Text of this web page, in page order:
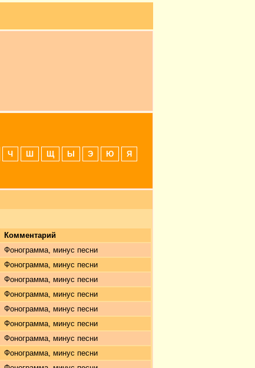
Ч Ш Щ Ы Э Ю Я
Комментарий
Фонограмма, минус песни
Фонограмма, минус песни
Фонограмма, минус песни
Фонограмма, минус песни
Фонограмма, минус песни
Фонограмма, минус песни
Фонограмма, минус песни
Фонограмма, минус песни